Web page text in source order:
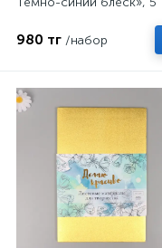
980 тг /набор